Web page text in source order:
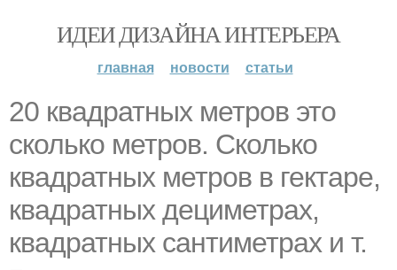
ИДЕИ ДИЗАЙНА ИНТЕРЬЕРА
главная новости статьи
20 квадратных метров это
сколько метров. Сколько
квадратных метров в гектаре,
квадратных дециметрах,
квадратных сантиметрах и т.